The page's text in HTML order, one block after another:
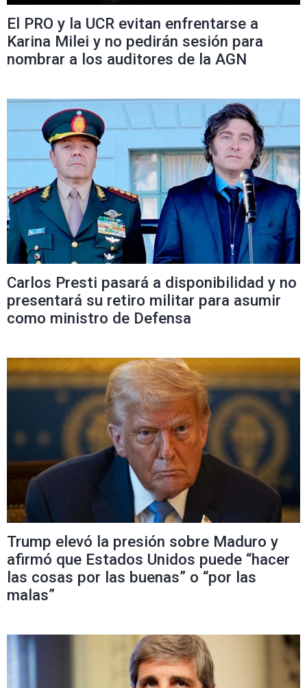
El PRO y la UCR evitan enfrentarse a
Karina Milei y no pedirán sesión para
nombrar a los auditores de la AGN
Carlos Presti pasará a disponibilidad y no
presentará su retiro militar para asumir
como ministro de Defensa
Trump elevó la presión sobre Maduro y
afirmó que Estados Unidos puede “hacer
las cosas por las buenas” o “por las
malas”